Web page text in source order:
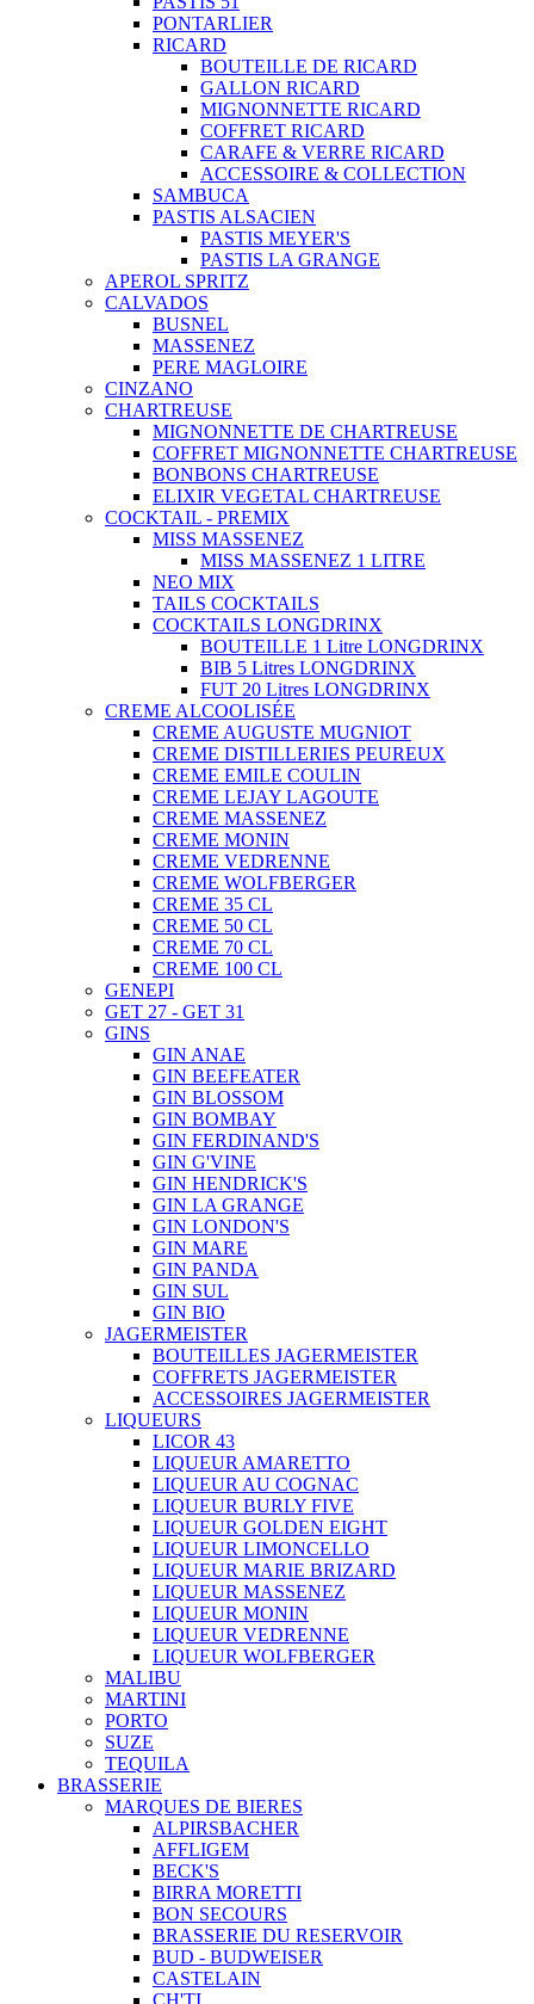
PONTARLIER
RICARD
BOUTEILLE DE RICARD
GALLON RICARD
MIGNONNETTE RICARD
COFFRET RICARD
CARAFE & VERRE RICARD
ACCESSOIRE & COLLECTION
SAMBUCA
PASTIS ALSACIEN
PASTIS MEYER'S
PASTIS LA GRANGE
APEROL SPRITZ
CALVADOS
BUSNEL
MASSENEZ
PERE MAGLOIRE
CINZANO
CHARTREUSE
MIGNONNETTE DE CHARTREUSE
COFFRET MIGNONNETTE CHARTREUSE
BONBONS CHARTREUSE
ELIXIR VEGETAL CHARTREUSE
COCKTAIL - PREMIX
MISS MASSENEZ
MISS MASSENEZ 1 LITRE
NEO MIX
TAILS COCKTAILS
COCKTAILS LONGDRINX
BOUTEILLE 1 Litre LONGDRINX
BIB 5 Litres LONGDRINX
FUT 20 Litres LONGDRINX
CREME ALCOOLISÉE
CREME AUGUSTE MUGNIOT
CREME DISTILLERIES PEUREUX
CREME EMILE COULIN
CREME LEJAY LAGOUTE
CREME MASSENEZ
CREME MONIN
CREME VEDRENNE
CREME WOLFBERGER
CREME 35 CL
CREME 50 CL
CREME 70 CL
CREME 100 CL
GENEPI
GET 27 - GET 31
GINS
GIN ANAE
GIN BEEFEATER
GIN BLOSSOM
GIN BOMBAY
GIN FERDINAND'S
GIN G'VINE
GIN HENDRICK'S
GIN LA GRANGE
GIN LONDON'S
GIN MARE
GIN PANDA
GIN SUL
GIN BIO
JAGERMEISTER
BOUTEILLES JAGERMEISTER
COFFRETS JAGERMEISTER
ACCESSOIRES JAGERMEISTER
LIQUEURS
LICOR 43
LIQUEUR AMARETTO
LIQUEUR AU COGNAC
LIQUEUR BURLY FIVE
LIQUEUR GOLDEN EIGHT
LIQUEUR LIMONCELLO
LIQUEUR MARIE BRIZARD
LIQUEUR MASSENEZ
LIQUEUR MONIN
LIQUEUR VEDRENNE
LIQUEUR WOLFBERGER
MALIBU
MARTINI
PORTO
SUZE
TEQUILA
BRASSERIE
MARQUES DE BIERES
ALPIRSBACHER
AFFLIGEM
BECK'S
BIRRA MORETTI
BON SECOURS
BRASSERIE DU RESERVOIR
BUD - BUDWEISER
CASTELAIN
CH'TI